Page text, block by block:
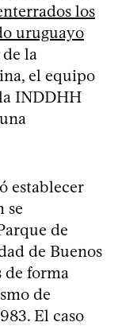
los
uruguayo
de la
el equipo
INDDHH
establecer
se
de
de Buenos
de forma
de
El caso